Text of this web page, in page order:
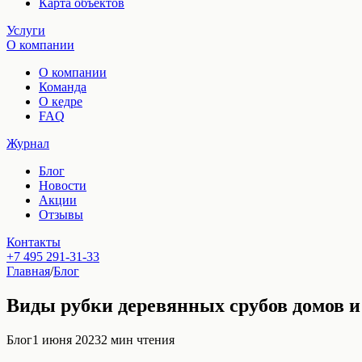
Карта объектов
Услуги
О компании
О компании
Команда
О кедре
FAQ
Журнал
Блог
Новости
Акции
Отзывы
Контакты
+7 495 291-31-33
Главная/Блог
Виды рубки деревянных срубов домов
Блог1 июня 20232 мин чтения